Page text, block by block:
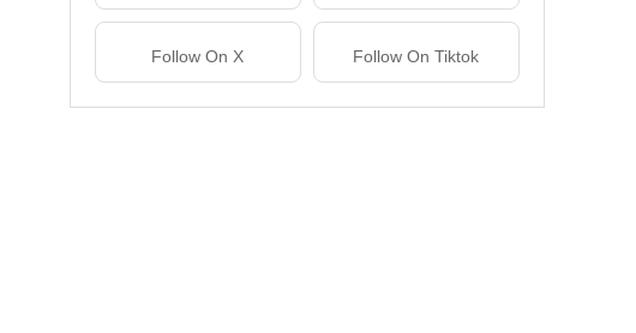
Follow On Tiktok
Follow On X